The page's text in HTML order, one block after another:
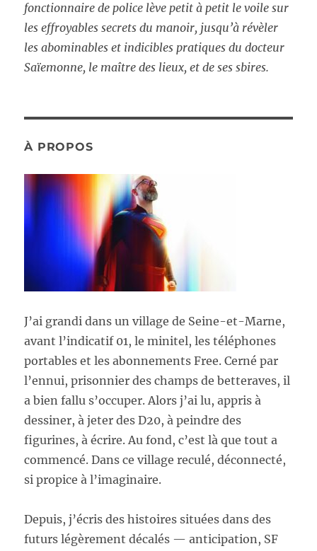
fonctionnaire de police lève petit à petit le voile sur
les effroyables secrets du manoir, jusqu’à révèler
les abominables et indicibles pratiques du docteur
Saïemonne, le maître des lieux, et de ses sbires.
À PROPOS
J’ai grandi dans un village de Seine-et-Marne,
avant l’indicatif 01, le minitel, les téléphones
portables et les abonnements Free. Cerné par
l’ennui, prisonnier des champs de betteraves, il
a bien fallu s’occuper. Alors j’ai lu, appris à
dessiner, à jeter des D20, à peindre des
figurines, à écrire. Au fond, c’est là que tout a
commencé. Dans ce village reculé, déconnecté,
si propice à l’imaginaire.
Depuis, j’écris des histoires situées dans des
futurs légèrement décalés — anticipation, SF